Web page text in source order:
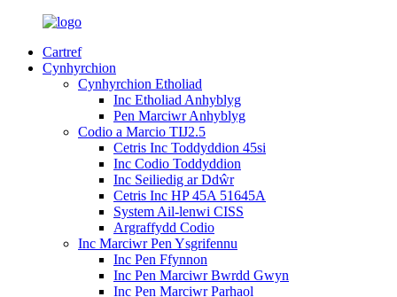
Cartref
Cynhyrchion
Cynhyrchion Etholiad
Inc Etholiad Anhyblyg
Pen Marciwr Anhyblyg
Codio a Marcio TIJ2.5
Cetris Inc Toddyddion 45si
Inc Codio Toddyddion
Inc Seiliedig ar Ddŵr
Cetris Inc HP 45A 51645A
System Ail-lenwi CISS
Argraffydd Codio
Inc Marciwr Pen Ysgrifennu
Inc Pen Ffynnon
Inc Pen Marciwr Bwrdd Gwyn
Inc Pen Marciwr Parhaol